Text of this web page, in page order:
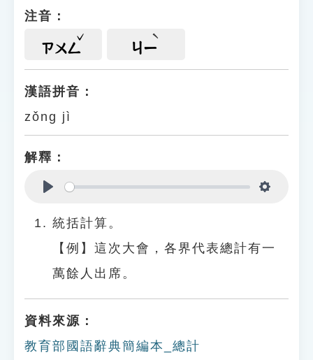
遊戲專區
貓頭鷹博士
注音：
ㄗㄨㄥ ㄐㄧ
漢語拼音：
zǒng jì
解釋：
統括計算。
【例】這次大會，各界代表總計有一
萬餘人出席。
資料來源：
教育部國語辭典簡編本_總計